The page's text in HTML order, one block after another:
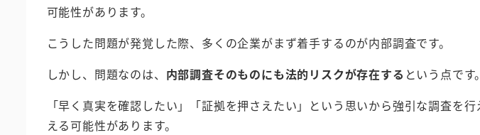
可能性があります。
こうした問題が発覚した際、多くの企業がまず着手するのが内部調査です。
しかし、問題なのは、 内部調査そのものにも法的リスクが存在する という点です。
「早く真実を確認したい」「証拠を押さえたい」という思いから強引な調査を
える可能性があります。